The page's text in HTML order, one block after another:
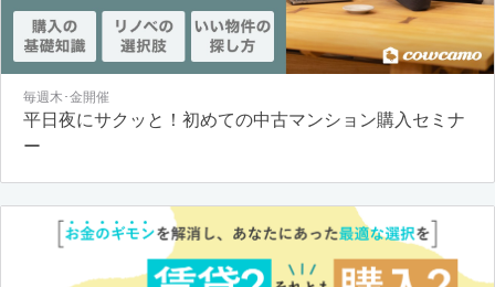
毎週木･金開催
平日夜にサクッと！初めての中古マンション購入セミナ
ー